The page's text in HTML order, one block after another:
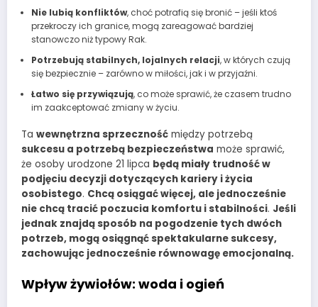
Nie lubią konfliktów, choć potrafią się bronić – jeśli ktoś
przekroczy ich granice, mogą zareagować bardziej
stanowczo niż typowy Rak.
Potrzebują stabilnych, lojalnych relacji, w których czują
się bezpiecznie – zarówno w miłości, jak i w przyjaźni.
Łatwo się przywiązują, co może sprawić, że czasem trudno
im zaakceptować zmiany w życiu.
Ta wewnętrzna sprzeczność między potrzebą
sukcesu a potrzebą bezpieczeństwa może sprawić,
że osoby urodzone 21 lipca będą miały trudność w
podjęciu decyzji dotyczących kariery i życia
osobistego. Chcą osiągać więcej, ale jednocześnie
nie chcą tracić poczucia komfortu i stabilności. Jeśli
jednak znajdą sposób na pogodzenie tych dwóch
potrzeb, mogą osiągnąć spektakularne sukcesy,
zachowując jednocześnie równowagę emocjonalną.
Wpływ żywiołów: woda i ogień